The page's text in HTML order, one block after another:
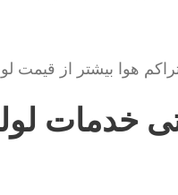
هوا بیشتر از قیمت
خدمات